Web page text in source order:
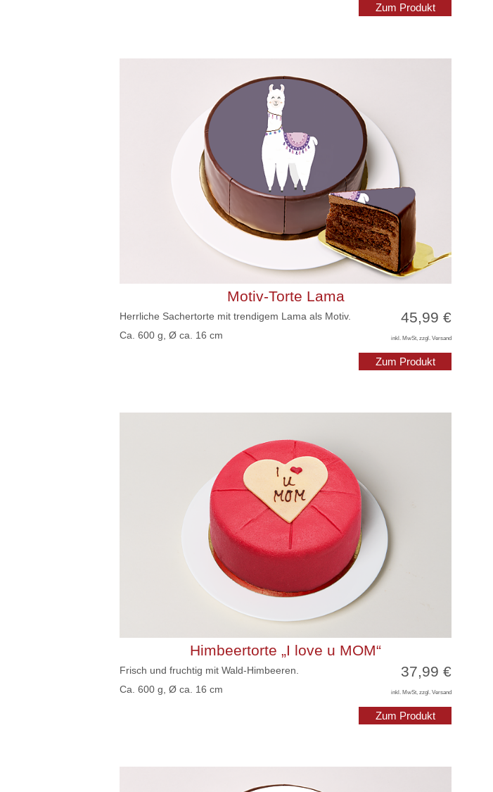
Zum Produkt
Motiv-Torte Lama
Herrliche Sachertorte mit trendigem Lama als Motiv.
Ca. 600 g, Ø ca. 16 cm
45,99 €
inkl. MwSt, zzgl. Versand
Zum Produkt
Himbeertorte „I love u MOM“
Frisch und fruchtig mit Wald-Himbeeren.
Ca. 600 g, Ø ca. 16 cm
37,99 €
inkl. MwSt, zzgl. Versand
Zum Produkt